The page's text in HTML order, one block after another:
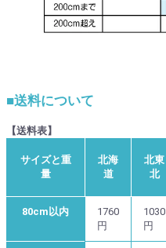
■送料について
【送料表】
サイズと重
量
北海
道
北東
北
80cm以内
1760
円
1030
円